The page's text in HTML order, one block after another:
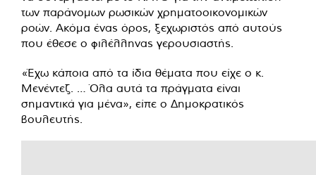
των παράνομων ρωσικών χρηματοοικονομικών
ροών. Ακόμα ένας όρος, ξεχωριστός από αυτούς
που έθεσε ο φιλέλληνας γερουσιαστής.
«Έχω κάποια από τα ίδια θέματα που είχε ο κ.
Μενέντεζ. … Όλα αυτά τα πράγματα είναι
σημαντικά για μένα», είπε ο Δημοκρατικός
βουλευτής.